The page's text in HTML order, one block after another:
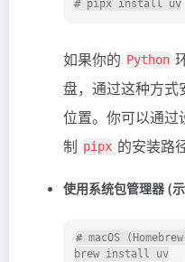
如果你的 Python
盘，通过这种方式
位置。你可以通过
制 pipx 的安装路
使用系统包管理器 (
# macOS
brew install uv